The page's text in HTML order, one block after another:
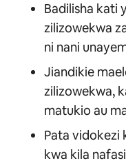
Badilisha kati
zilizowekwa
ni nani
Jiandikie
zilizowekwa,
matukio au
Pata vidokezi
kwa kila